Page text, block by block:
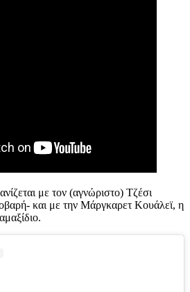
με τον (αγνώριστο) Τζέσι
και με την Μάργκαρετ Κουάλεϊ, η